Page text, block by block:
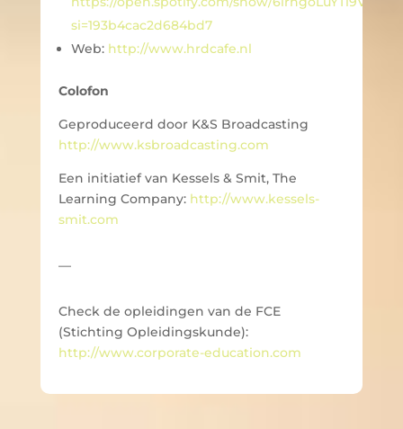
si=193b4cac2d684bd7
Web: http://www.hrdcafe.nl
Colofon
Geproduceerd door K&S Broadcasting
http://www.ksbroadcasting.com
Een initiatief van Kessels & Smit, The
Learning Company: http://www.kessels-
smit.com
—
Check de opleidingen van de FCE
(Stichting Opleidingskunde):
http://www.corporate-education.com